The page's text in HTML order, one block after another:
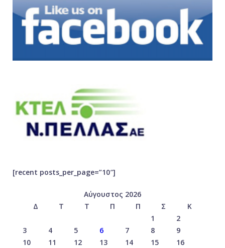
[recent posts_per_page=”10″]
Αύγουστος 2026
Δ
Τ Τ Π Π Σ
Κ
1
2
3
4 5 6 7 8
9
10
11 12 13 14 15
16